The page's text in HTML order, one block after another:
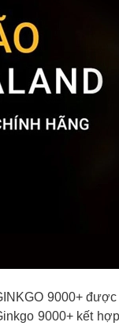
9000+
9000+ kết